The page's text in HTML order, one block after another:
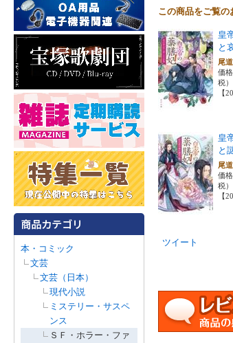
本・コミック
文芸
文芸（日本）
現代小説
ミステリー・サスペ
ンス
ＳＦ・ホラー・ファ
この商品をご覧の
皇
と
尾
価
税）
【
皇
と
尾
価
税）
【
ツイート